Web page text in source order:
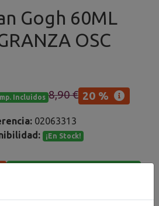
Gogh 60ML
OSC
Imp. Incluidos 8,90 € 20 %
02063313
¡En Stock!
Compartir